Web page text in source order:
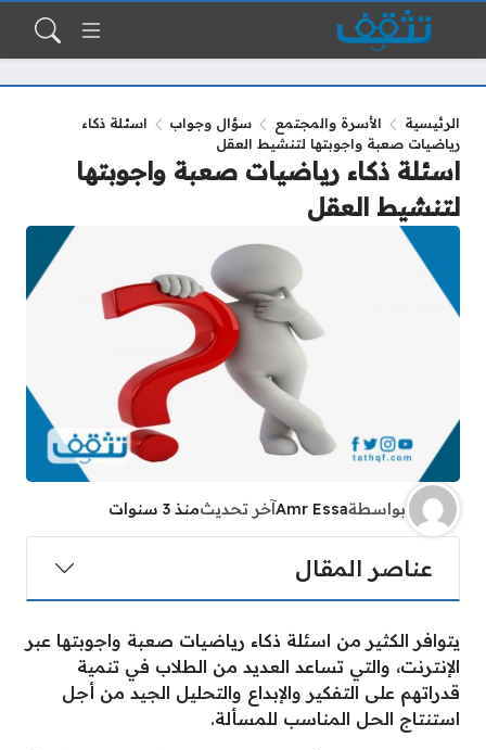
الرئيسية الأسرة والمجتمع سؤال وجواب
اسئلة ذكاء
رياضيات صعبة واجوبتها لتنشيط العقل
اسئلة ذكاء رياضيات صعبة واجوبتها
لتنشيط العقل
بواسطةAmr Essaآخر تحديثمنذ 3 سنوات
عناصر المقال
يتوافر الكثير من اسئلة ذكاء رياضيات صعبة واجوبتها عبر
الإنترنت، والتي تساعد العديد من الطلاب في تنمية
قدراتهم على التفكير والإبداع والتحليل الجيد من أجل
استنتاج الحل المناسب للمسألة.